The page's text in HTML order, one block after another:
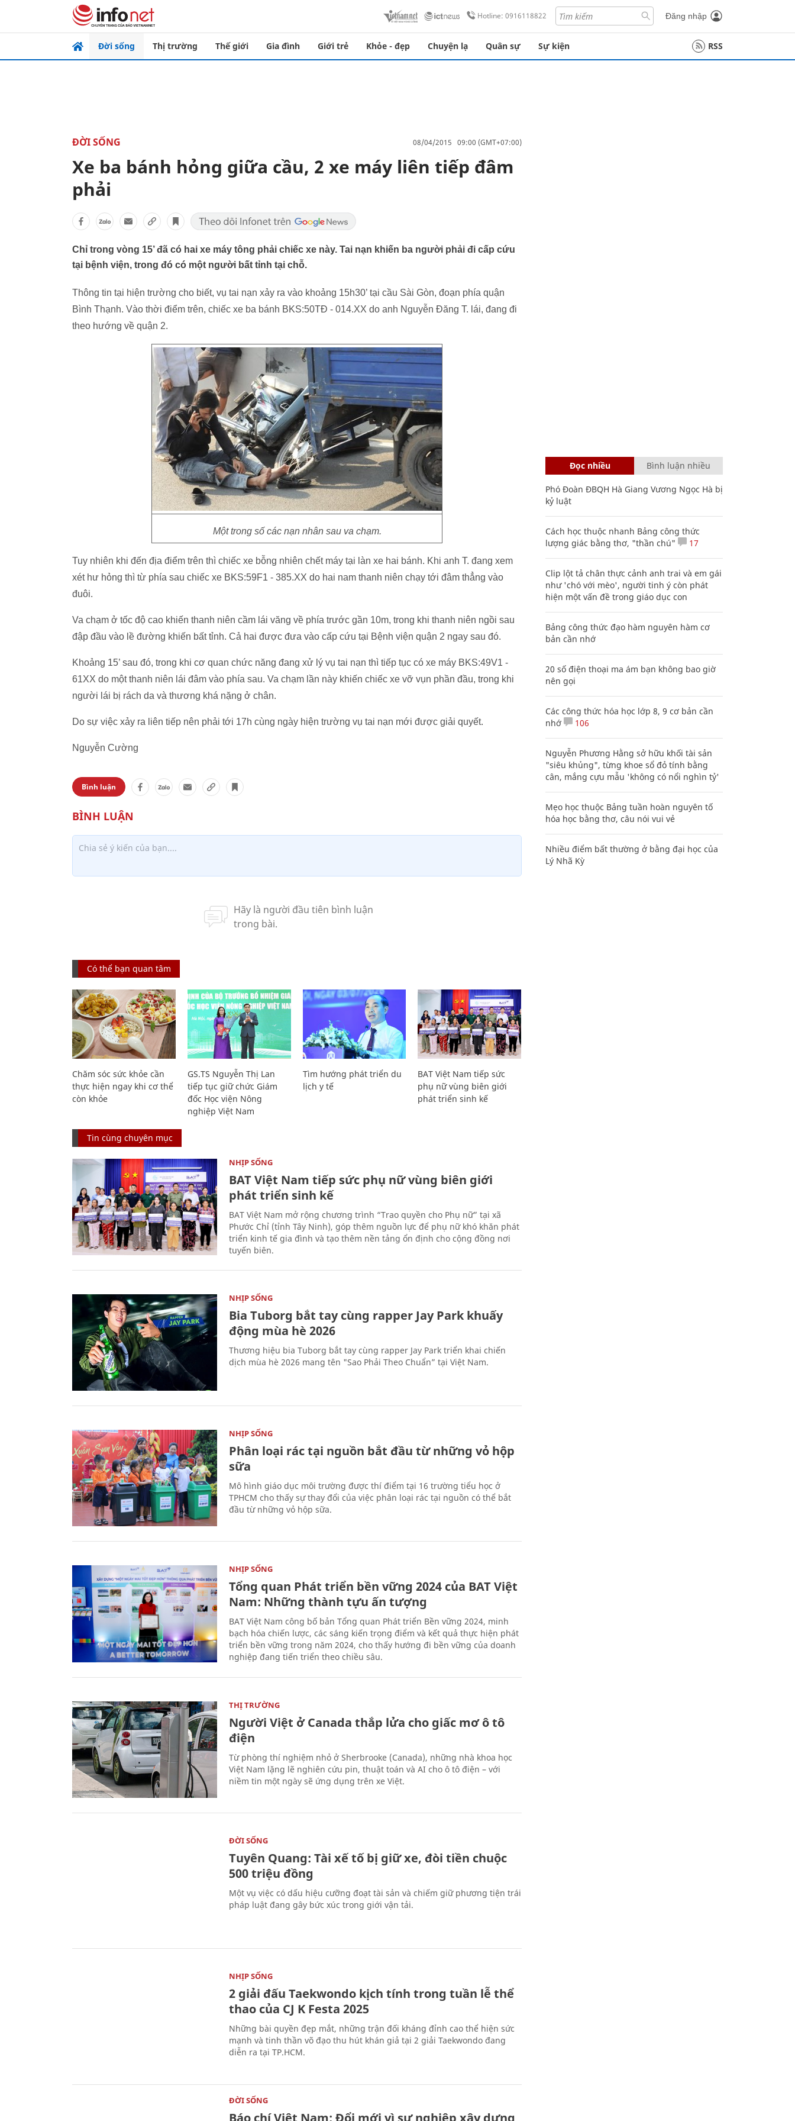
Hotline: 0916118822 Đăng nhập
Đời sống Thị trường Thế giới Gia đình Giới trẻ Khỏe - đẹp Chuyện lạ Quân sự Sự kiện RSS
ĐỜI SỐNG 08/04/2015 09:00 (GMT+07:00)
Xe ba bánh hỏng giữa cầu, 2 xe máy liên tiếp đâm
phải
Chỉ trong vòng 15’ đã có hai xe máy tông phải chiếc xe này. Tai nạn khiến ba người phải đi cấp cứu
tại bệnh viện, trong đó có một người bất tỉnh tại chỗ.
Thông tin tại hiện trường cho biết, vụ tai nạn xảy ra vào khoảng 15h30’ tại cầu Sài Gòn, đoạn phía quận
Bình Thạnh. Vào thời điểm trên, chiếc xe ba bánh BKS:50TĐ - 014.XX do anh Nguyễn Đăng T. lái, đang đi
theo hướng về quận 2.
Một trong số các nạn nhân sau va chạm.
Tuy nhiên khi đến địa điểm trên thì chiếc xe bỗng nhiên chết máy tại làn xe hai bánh. Khi anh T. đang xem
xét hư hỏng thì từ phía sau chiếc xe BKS:59F1 - 385.XX do hai nam thanh niên chạy tới đâm thẳng vào
đuôi.
Va chạm ở tốc độ cao khiến thanh niên cầm lái văng về phía trước gần 10m, trong khi thanh niên ngồi sau
đập đầu vào lề đường khiến bất tỉnh. Cả hai được đưa vào cấp cứu tại Bệnh viện quận 2 ngay sau đó.
Khoảng 15’ sau đó, trong khi cơ quan chức năng đang xử lý vụ tai nạn thì tiếp tục có xe máy BKS:49V1 -
61XX do một thanh niên lái đâm vào phía sau. Va chạm lần này khiến chiếc xe vỡ vụn phần đầu, trong khi
người lái bị rách da và thương khá nặng ở chân.
Do sự việc xảy ra liên tiếp nên phải tới 17h cùng ngày hiện trường vụ tai nạn mới được giải quyết.
Nguyễn Cường
Bình luận
Có thể bạn quan tâm
Chăm sóc sức khỏe cần
thực hiện ngay khi cơ thể
còn khỏe
GS.TS Nguyễn Thị Lan
tiếp tục giữ chức Giám
đốc Học viện Nông
nghiệp Việt Nam
Tìm hướng phát triển du
lịch y tế
BAT Việt Nam tiếp sức
phụ nữ vùng biên giới
phát triển sinh kế
Tin cùng chuyên mục
NHỊP SỐNG
BAT Việt Nam tiếp sức phụ nữ vùng biên giới
phát triển sinh kế
BAT Việt Nam mở rộng chương trình “Trao quyền cho Phụ nữ” tại xã
Phước Chỉ (tỉnh Tây Ninh), góp thêm nguồn lực để phụ nữ khó khăn phát
triển kinh tế gia đình và tạo thêm nền tảng ổn định cho cộng đồng nơi
tuyến biên.
NHỊP SỐNG
Bia Tuborg bắt tay cùng rapper Jay Park khuấy
động mùa hè 2026
Thương hiệu bia Tuborg bắt tay cùng rapper Jay Park triển khai chiến
dịch mùa hè 2026 mang tên "Sao Phải Theo Chuẩn” tại Việt Nam.
NHỊP SỐNG
Phân loại rác tại nguồn bắt đầu từ những vỏ hộp
sữa
Mô hình giáo dục môi trường được thí điểm tại 16 trường tiểu học ở
TPHCM cho thấy sự thay đổi của việc phân loại rác tại nguồn có thể bắt
đầu từ những vỏ hộp sữa.
NHỊP SỐNG
Tổng quan Phát triển bền vững 2024 của BAT Việt
Nam: Những thành tựu ấn tượng
BAT Việt Nam công bố bản Tổng quan Phát triển Bền vững 2024, minh
bạch hóa chiến lược, các sáng kiến trọng điểm và kết quả thực hiện phát
triển bền vững trong năm 2024, cho thấy hướng đi bền vững của doanh
nghiệp đang tiến triển theo chiều sâu.
THỊ TRƯỜNG
Người Việt ở Canada thắp lửa cho giấc mơ ô tô
điện
Từ phòng thí nghiệm nhỏ ở Sherbrooke (Canada), những nhà khoa học
Việt Nam lặng lẽ nghiên cứu pin, thuật toán và AI cho ô tô điện – với
niềm tin một ngày sẽ ứng dụng trên xe Việt.
ĐỜI SỐNG
Tuyên Quang: Tài xế tố bị giữ xe, đòi tiền chuộc
500 triệu đồng
Một vụ việc có dấu hiệu cưỡng đoạt tài sản và chiếm giữ phương tiện trái
pháp luật đang gây bức xúc trong giới vận tải.
NHỊP SỐNG
2 giải đấu Taekwondo kịch tính trong tuần lễ thể
thao của CJ K Festa 2025
Những bài quyền đẹp mắt, những trận đối kháng đỉnh cao thể hiện sức
mạnh và tinh thần võ đạo thu hút khán giả tại 2 giải Taekwondo đang
diễn ra tại TP.HCM.
ĐỜI SỐNG
Báo chí Việt Nam: Đổi mới vì sự nghiệp xây dựng
Đọc nhiều Bình luận nhiều
Phó Đoàn ĐBQH Hà Giang Vương Ngọc Hà bị
kỷ luật
Cách học thuộc nhanh Bảng công thức
lượng giác bằng thơ, "thần chú"
17
Clip lột tả chân thực cảnh anh trai và em gái
như 'chó với mèo', người tinh ý còn phát
hiện một vấn đề trong giáo dục con
Bảng công thức đạo hàm nguyên hàm cơ
bản cần nhớ
20 số điện thoại ma ám bạn không bao giờ
nên gọi
Các công thức hóa học lớp 8, 9 cơ bản cần
nhớ
106
Nguyễn Phương Hằng sở hữu khối tài sản
"siêu khủng", từng khoe sổ đỏ tính bằng
cân, mắng cựu mẫu 'không có nổi nghìn tỷ'
Mẹo học thuộc Bảng tuần hoàn nguyên tố
hóa học bằng thơ, câu nói vui vẻ
Nhiều điểm bất thường ở bằng đại học của
Lý Nhã Kỳ